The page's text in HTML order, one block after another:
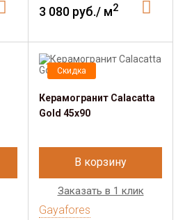
3 080 руб./ м2
Скидка
Керамогранит Calacatta
Gold 45х90
В корзину
Заказать в 1 клик
Gayafores